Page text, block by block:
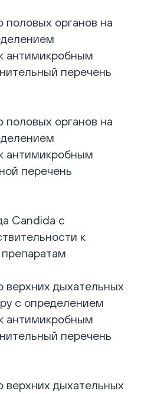
органов на
антимикробным
перечень
органов на
антимикробным
перечень
Candida с
к
верхних дыхательных
с определением
антимикробным
перечень
верхних дыхательных